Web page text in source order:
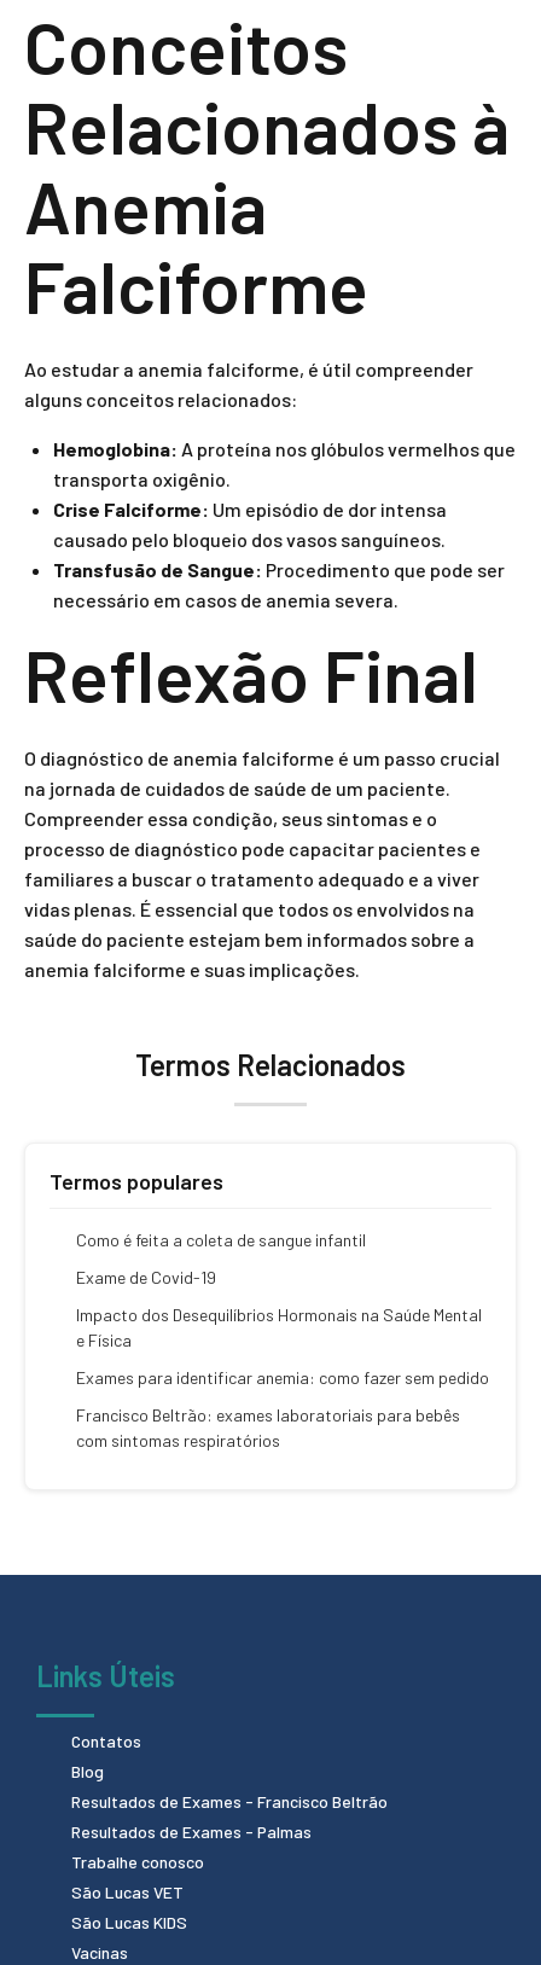
Conceitos
Relacionados à
Anemia
Falciforme
Ao estudar a anemia falciforme, é útil compreender
alguns conceitos relacionados:
Hemoglobina: A proteína nos glóbulos vermelhos que
transporta oxigênio.
Crise Falciforme: Um episódio de dor intensa
causado pelo bloqueio dos vasos sanguíneos.
Transfusão de Sangue: Procedimento que pode ser
necessário em casos de anemia severa.
Reflexão Final
O diagnóstico de anemia falciforme é um passo crucial
na jornada de cuidados de saúde de um paciente.
Compreender essa condição, seus sintomas e o
processo de diagnóstico pode capacitar pacientes e
familiares a buscar o tratamento adequado e a viver
vidas plenas. É essencial que todos os envolvidos na
saúde do paciente estejam bem informados sobre a
anemia falciforme e suas implicações.
Termos Relacionados
Termos populares
Como é feita a coleta de sangue infantil
Exame de Covid-19
Impacto dos Desequilíbrios Hormonais na Saúde Mental
e Física
Exames para identificar anemia: como fazer sem pedido
Francisco Beltrão: exames laboratoriais para bebês
com sintomas respiratórios
Links Úteis
Contatos
Blog
Resultados de Exames - Francisco Beltrão
Resultados de Exames - Palmas
Trabalhe conosco
São Lucas VET
São Lucas KIDS
Vacinas